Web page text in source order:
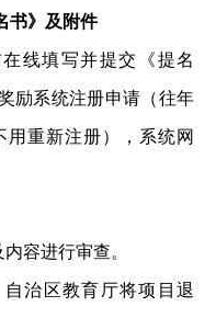
书》及附件
在线填写并提交《提名
励系统注册申请（往年
重新注册），系统网
容进行审查。
治区教育厅将项目退